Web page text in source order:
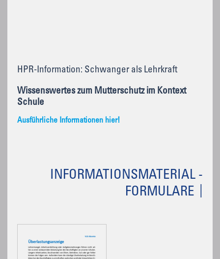
HPR-Information: Schwanger als Lehrkraft
Wissenswertes zum Mutterschutz im Kontext
Schule
Ausführliche Informationen hier!
INFORMATIONSMATERIAL -
FORMULARE